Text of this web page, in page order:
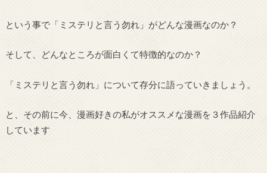
という事で「ミステリと言う勿れ」がどんな漫画なのか？
そして、どんなところが面白くて特徴的なのか？
「ミステリと言う勿れ」について存分に語っていきましょう。
と、その前に今、漫画好きの私がオススメな漫画を３作品紹介
しています